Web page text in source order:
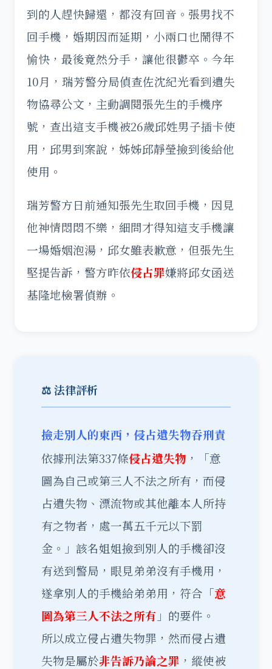
到的人趕快歸還，都沒有回音。張男找不
回手機，婚期因而延期，小兩口也鬧得不
愉快，最後竟然分手，讓他很鬱卒。今年
10月，瑞芳警分局偵查佐沈紀光看到遺失
物協尋公文，主動調閱張先生的手機序
號，查出這支手機被26歲邱姓男子插卡使
用，邱男到案說，姊姊邱靜瑩撿到後給他
使用。
瑞芳警方日前通知張先生取回手機，因見
他神情悶悶不樂，細問才得知這支手機讓
一場婚姻泡湯，邱女雖表歉意，但張先生
堅提告訴，警方昨依侵占罪嫌將邱女函送
基隆地檢署偵辦。
⚖️ 法律評析
撿走別人的東西，侵占遺失物吞刑責
依據刑法第337條侵占遺失物 ，「意
圖為自己或第三人不法之所有，而侵
占遺失物、漂流物或其他離本人所持
有之物者，處一萬五千元以下罰
金。」該名姐姐撿到別人的手機卻沒
有送到警局，眼見弟弟沒有手機用，
遂拿別人的手機給弟弟用，符合「意
圖為第三人不法之所有 」的要件。
所以成立侵占遺失物罪，然而侵占遺
失物是屬於非告訴乃論之罪 ，縱使被